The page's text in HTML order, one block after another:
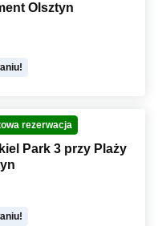
Olsztyn
rezerwacja
Park 3 przy Plaży